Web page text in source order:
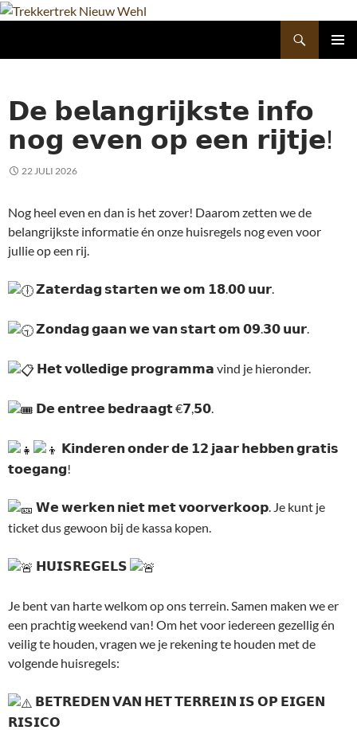
Ga
𝗗𝗲 𝗯𝗲𝗹𝗮𝗻𝗴𝗿𝗶𝗷𝗸𝘀𝘁𝗲 𝗶𝗻𝗳𝗼
𝗻𝗼𝗴 𝗲𝘃𝗲𝗻 𝗼𝗽 𝗲𝗲𝗻 𝗿𝗶𝗷𝘁𝗷𝗲!
22 JULI 2026
Nog heel even en dan is het zover! Daarom zetten we de
belangrijkste informatie én onze huisregels nog even voor
jullie op een rij.
𝗭𝗮𝘁𝗲𝗿𝗱𝗮𝗴 𝘀𝘁𝗮𝗿𝘁𝗲𝗻 𝘄𝗲 𝗼𝗺 𝟭𝟴.𝟬𝟬 𝘂𝘂𝗿.
𝗭𝗼𝗻𝗱𝗮𝗴 𝗴𝗮𝗮𝗻 𝘄𝗲 𝘃𝗮𝗻 𝘀𝘁𝗮𝗿𝘁 𝗼𝗺 𝟬𝟵.𝟯𝟬 𝘂𝘂𝗿.
𝗛𝗲𝘁 𝘃𝗼𝗹𝗹𝗲𝗱𝗶𝗴𝗲 𝗽𝗿𝗼𝗴𝗿𝗮𝗺𝗺𝗮 vind je hieronder.
𝗗𝗲 𝗲𝗻𝘁𝗿𝗲𝗲 𝗯𝗲𝗱𝗿𝗮𝗮𝗴𝘁 €𝟳,𝟱𝟬.
𝗞𝗶𝗻𝗱𝗲𝗿𝗲𝗻 𝗼𝗻𝗱𝗲𝗿 𝗱𝗲 𝟭𝟮 𝗷𝗮𝗮𝗿 𝗵𝗲𝗯𝗯𝗲𝗻 𝗴𝗿𝗮𝘁𝗶𝘀
𝘁𝗼𝗲𝗴𝗮𝗻𝗴!
𝗪𝗲 𝘄𝗲𝗿𝗸𝗲𝗻 𝗻𝗶𝗲𝘁 𝗺𝗲𝘁 𝘃𝗼𝗼𝗿𝘃𝗲𝗿𝗸𝗼𝗼𝗽. Je kunt je
ticket dus gewoon bij de kassa kopen.
𝗛𝗨𝗜𝗦𝗥𝗘𝗚𝗘𝗟𝗦
Je bent van harte welkom op ons terrein. Samen maken we er
een prachtig weekend van! Om het voor iedereen gezellig én
veilig te houden, vragen we je rekening te houden met de
volgende huisregels:
𝗕𝗘𝗧𝗥𝗘𝗗𝗘𝗡 𝗩𝗔𝗡 𝗛𝗘𝗧 𝗧𝗘𝗥𝗥𝗘𝗜𝗡 𝗜𝗦 𝗢𝗣 𝗘𝗜𝗚𝗘𝗡
𝗥𝗜𝗦𝗜𝗖𝗢